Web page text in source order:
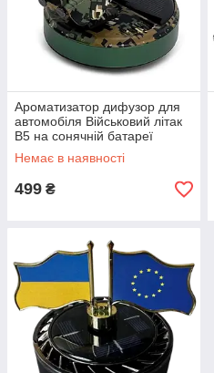
Ароматизатор дифузор для
автомобіля Військовий літак
B5 на сонячній батареї
Немає в наявності
499 ₴